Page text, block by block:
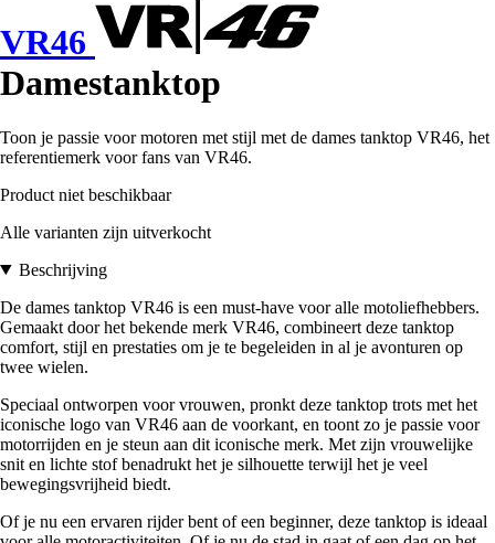
VR46
Damestanktop
Toon je passie voor motoren met stijl met de dames tanktop VR46, het
referentiemerk voor fans van VR46.
Product niet beschikbaar
Alle varianten zijn uitverkocht
Beschrijving
De dames tanktop VR46 is een must-have voor alle motoliefhebbers.
Gemaakt door het bekende merk VR46, combineert deze tanktop
comfort, stijl en prestaties om je te begeleiden in al je avonturen op
twee wielen.
Speciaal ontworpen voor vrouwen, pronkt deze tanktop trots met het
iconische logo van VR46 aan de voorkant, en toont zo je passie voor
motorrijden en je steun aan dit iconische merk. Met zijn vrouwelijke
snit en lichte stof benadrukt het je silhouette terwijl het je veel
bewegingsvrijheid biedt.
Of je nu een ervaren rijder bent of een beginner, deze tanktop is ideaal